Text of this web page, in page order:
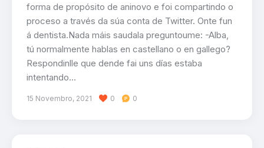
forma de propósito de aninovo e foi compartindo o
proceso a través da súa conta de Twitter. Onte fun
á dentista.Nada máis saudala preguntoume: -Alba,
tú normalmente hablas en castellano o en gallego?
Respondinlle que dende fai uns días estaba
intentando…
15 Novembro, 2021 0 0